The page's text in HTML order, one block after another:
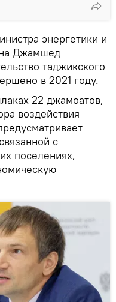
энергетики и
Джамшед
таджикского
в 2021 году.
22 джамоатов,
воздействия
с
поселениях,